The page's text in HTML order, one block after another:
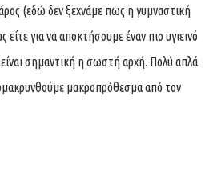
(εδώ δεν ξεχνάμε πως η γυμναστική
για να αποκτήσουμε έναν πιο υγιεινό
είναι σημαντική η σωστή αρχή. Πολύ απλά
μακροπρόθεσμα από τον